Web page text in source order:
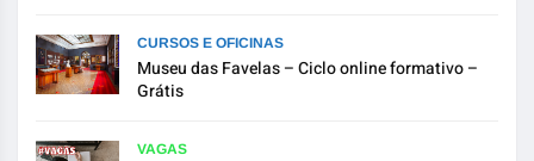
CURSOS E OFICINAS
Museu das Favelas – Ciclo online formativo –
Grátis
VAGAS